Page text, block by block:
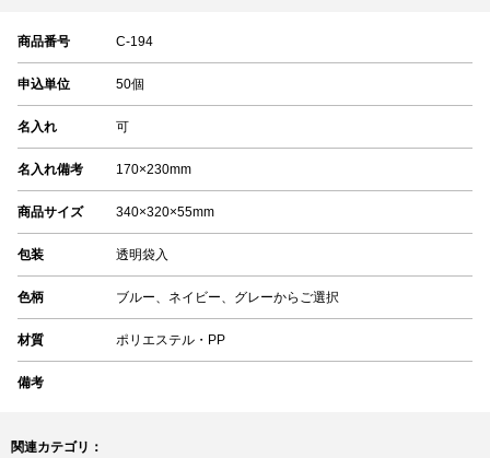
商品番号 C-194
申込単位 50個
名入れ 可
名入れ備考 170×230mm
商品サイズ 340×320×55mm
包装 透明袋入
色柄 ブルー、ネイビー、グレーからご選択
材質 ポリエステル・PP
備考
関連カテゴリ：